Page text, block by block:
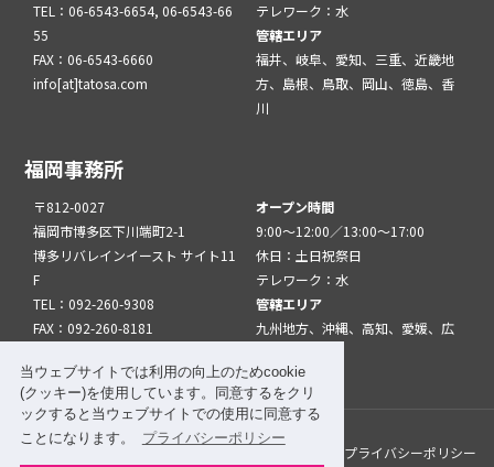
当ウェブサイトでは利用の向上のためcookie
(クッキー)を使用しています。同意するをクリ
ックすると当ウェブサイトでの使用に同意する
ことになります。
プライバシーポリシー
TEL：06-6543-6654, 06-6543-66
55
FAX：06-6543-6660
info[at]tatosa.com
テレワーク：水
管轄エリア
福井、岐阜、愛知、三重、近畿地
方、島根、鳥取、岡山、徳島、香
川
福岡事務所
〒812-0027
福岡市博多区下川端町2-1
博多リバレインイースト サイト11
F
TEL：092-260-9308
FAX：092-260-8181
オープン時間
9:00～12:00／13:00～17:00
休日：土日祝祭日
テレワーク：水
管轄エリア
九州地方、沖縄、高知、愛媛、広
このサイトについて プライバシーポリシー